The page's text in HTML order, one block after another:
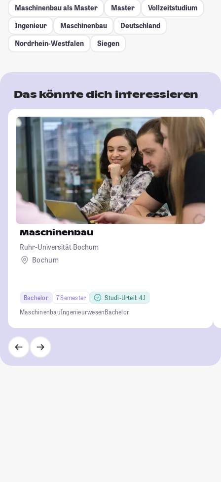
Maschinenbau als Master
Master
Vollzeitstudium
Ingenieur
Maschinenbau
Deutschland
Nordrhein-Westfalen
Siegen
Das könnte dich interessieren
Maschinenbau
Ruhr-Universität Bochum
Bochum
Bachelor 7 Semester
Studi-Urteil: 4.1
MaschinenbauIngenieurwesenBachelor